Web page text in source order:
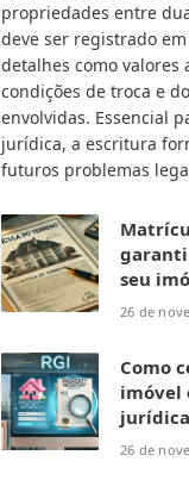
propriedades entre
deve ser registrado
detalhes como valores
condições de troca e
envolvidas. Essencial
jurídica, a escritura
futuros problemas
seu
26 de
Como
imóvel
jurídica
26 de